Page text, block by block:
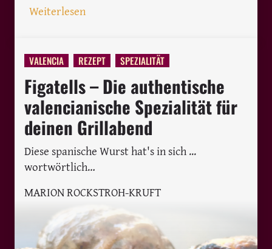
Weiterlesen: 5 tolle Weinbars in Valencia, um
VALENCIA REZEPT SPEZIALITÄT
Figatells – Die authentische
valencianische Spezialität für
deinen Grillabend
Diese spanische Wurst hat's in sich ...
wortwörtlich…
MARION ROCKSTROH-KRUFT